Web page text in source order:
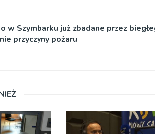
w Szymbarku już zbadane przez
przyczyny pożaru